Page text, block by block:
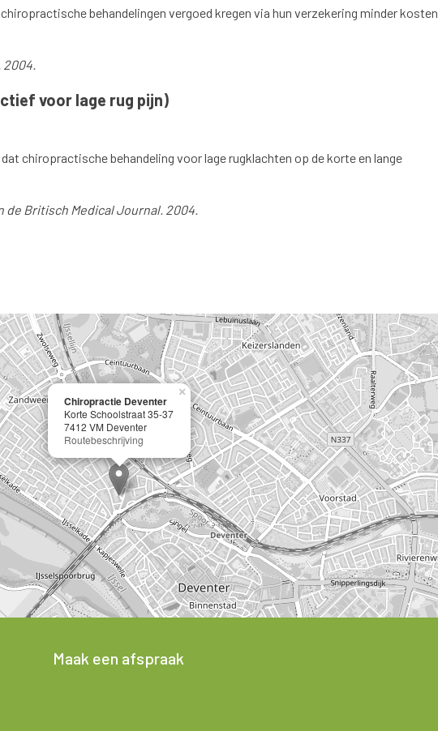
behandelingen vergoed kregen via hun verzekering minder kosten
2004.
voor lage rug pijn)
chiropractische behandeling voor lage rugklachten op de korte en lange
de Britisch Medical Journal. 2004.
Chiropractie Deventer
Korte Schoolstraat 35-37
7412 VM Deventer
Routebeschrijving
×
Maak een afspraak